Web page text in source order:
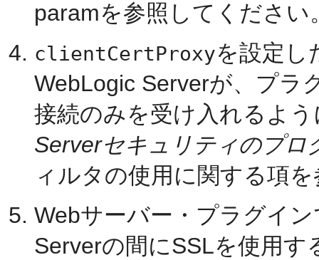
paramを参照してください
clientCertProxyを設定し
WebLogic Serverが、プラ
接続のみを受け入れるよ
Serverセキュリティのプロ
ィルタの使用に関する項
Webサーバー・プラグイ
Serverの間にSSLを使用